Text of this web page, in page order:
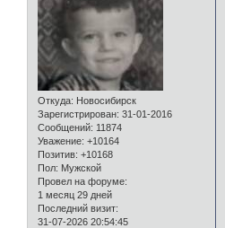
Откуда: Новосибирск
Зарегистрирован: 31-01-2016
Сообщений: 11874
Уважение: +10164
Позитив: +10168
Пол: Мужской
Провел на форуме:
1 месяц 29 дней
Последний визит:
31-07-2026 20:54:45